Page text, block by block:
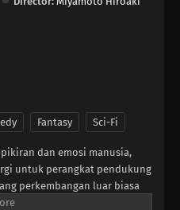
Fantasy Sci-Fi
dan emosi manusia,
untuk perangkat pendukung
perkembangan luar biasa
muncul. Digimon adalah